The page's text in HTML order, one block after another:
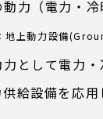
力（電力・
地上動力設備
として電力
給設備を応用